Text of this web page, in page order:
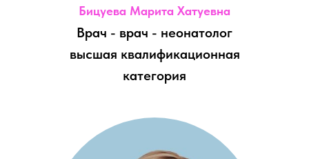
Бицуева Марита Хатуевна
Врач - врач - неонатолог
высшая квалификационная
категория